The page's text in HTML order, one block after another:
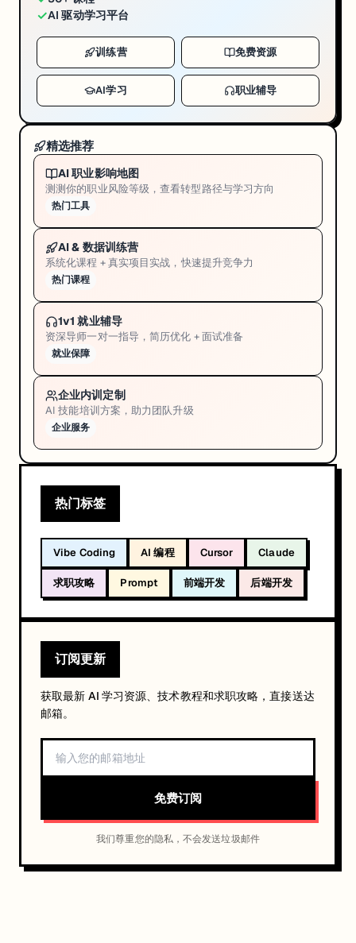
✓AI 驱动学习平台
训练营 免费资源
AI学习 职业辅导
精选推荐
AI 职业影响地图
测测你的职业风险等级，查看转型路径与学习方向
热门工具
AI & 数据训练营
系统化课程 + 真实项目实战，快速提升竞争力
热门课程
1v1 就业辅导
资深导师一对一指导，简历优化 + 面试准备
就业保障
企业内训定制
AI 技能培训方案，助力团队升级
企业服务
热门标签
Vibe Coding AI 编程 Cursor Claude
求职攻略 Prompt 前端开发 后端开发
订阅更新
获取最新 AI 学习资源、技术教程和求职攻略，直接送达
邮箱。
免费订阅
我们尊重您的隐私，不会发送垃圾邮件